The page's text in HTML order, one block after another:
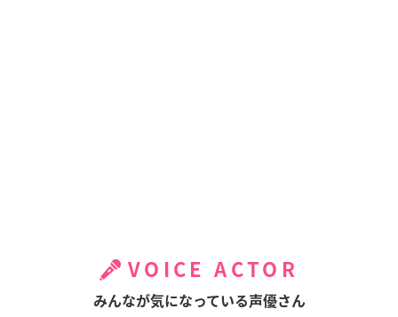
VOICE ACTOR
みんなが気になっている声優さん